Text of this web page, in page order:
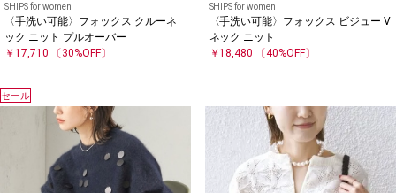
SHIPS for women
〈手洗い可能〉フォックス クルーネ
ック ニット プルオーバー
￥17,710 〔30%OFF〕
SHIPS for women
〈手洗い可能〉フォックス ビジュー V
ネック ニット
￥18,480
〔40%OFF〕
セール